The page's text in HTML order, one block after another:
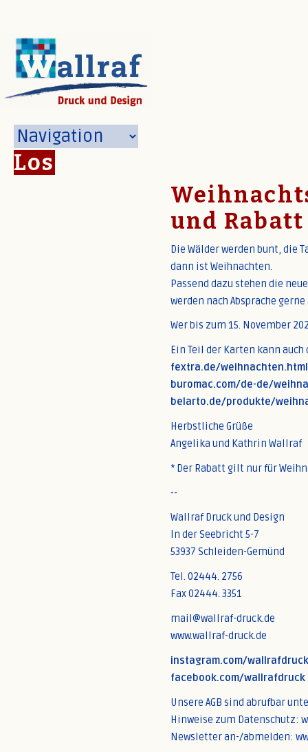
Los
und
Die Wälder werden bunt, die
dann ist Weihnachten.
Passend dazu stehen die
werden nach Absprache
Wer bis zum 15. November
Ein Teil der Karten kann
fextra.de/weihnachten.html
buromac.com/de-de/
belarto.de/produkte/
Herbstliche Grüße
Angelika und Kathrin Wallraf
* Der Rabatt gilt nur für
--
Wallraf Druck und Design
In der Seebricht 5-7
53937 Schleiden-Gemünd
Tel. 02444. 2756
Fax 02444. 3351
mail@wallraf-druck.de
www.wallraf-druck.de
instagram.com/
facebook.com/wallrafdruck
Unsere AGB sind abrufbar
Hinweise zum Datenschutz:
Newsletter an-/abmelden: